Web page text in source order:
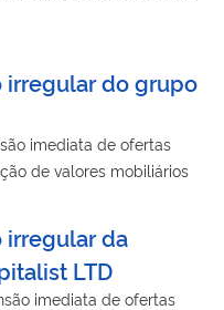
irregular do grupo
imediata de ofertas
de valores mobiliários
irregular da
LTD
imediata de ofertas